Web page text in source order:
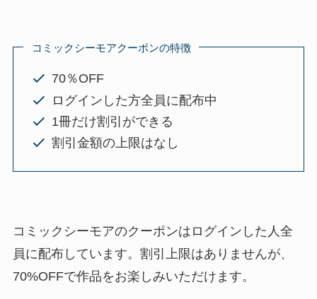
コミックシーモアクーポンの特徴
70％OFF
ログインした方全員に配布中
1冊だけ割引ができる
割引金額の上限はなし
コミックシーモアのクーポンはログインした人全
員に配布しています。割引上限はありませんが、
70%OFFで作品をお楽しみいただけます。